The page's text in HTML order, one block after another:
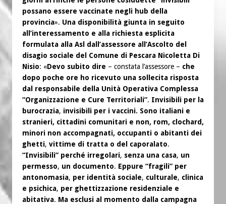
possano essere vaccinate negli hub della
provincia». Una disponibilità giunta in seguito
all’interessamento e alla richiesta esplicita
formulata alla Asl dall’assessore all’Ascolto del
disagio sociale del Comune di Pescara Nicoletta Di
Nisio: «Devo subito dire – constata l’assessore – che
dopo poche ore ho ricevuto una sollecita risposta
dal responsabile della Unità Operativa Complessa
“Organizzazione e Cure Territoriali”. Invisibili per la
burocrazia, invisibili per i vaccini. Sono italiani e
stranieri, cittadini comunitari e non, rom, clochard,
minori non accompagnati, occupanti o abitanti dei
ghetti, vittime di tratta o del caporalato.
“Invisibili” perché irregolari, senza una casa, un
permesso, un documento. Eppure “fragili” per
antonomasia, per identità sociale, culturale, clinica
e psichica, per ghettizzazione residenziale e
abitativa. Ma esclusi al momento dalla campagna